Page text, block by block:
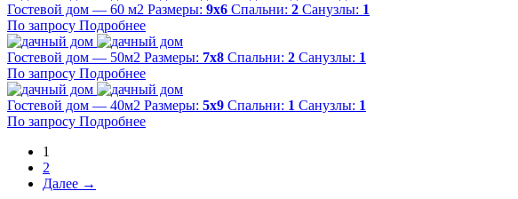
Гостевой дом — 60 м2 Размеры: 9х6 Спальни: 2 Санузлы: 1
По запросу Подробнее
Гостевой дом — 50м2 Размеры: 7х8 Спальни: 2 Санузлы: 1
По запросу Подробнее
Гостевой дом — 40м2 Размеры: 5х9 Спальни: 1 Санузлы: 1
По запросу Подробнее
1
2
Далее →